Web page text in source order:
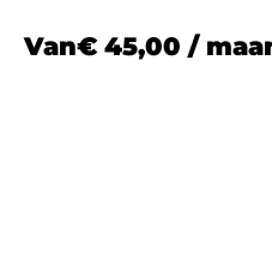
Van€ 45,00 /